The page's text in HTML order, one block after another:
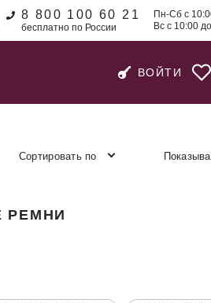
8 800 100 60 21
бесплатно по России
Пн-Сб с
Вс с 10:00
ВОЙТИ
Сортировать по
РЕМНИ